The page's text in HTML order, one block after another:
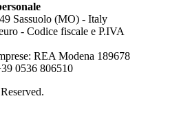
Sassuolo (MO) - Italy
- Codice fiscale e P.IVA
REA Modena 189678
0536 806510